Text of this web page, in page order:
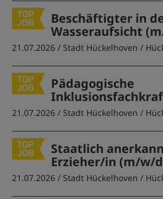
Beschäftigter in
Wasseraufsicht
21.07.2026 / Stadt Hückelhoven /
Pädagogische
21.07.2026 / Stadt Hückelhoven /
Staatlich
Erzieher/in (m/w/
21.07.2026 / Stadt Hückelhoven /